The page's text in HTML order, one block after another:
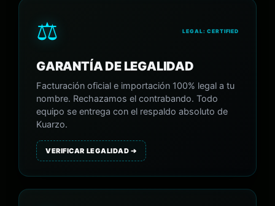
⚖️ LEGAL: CERTIFIED
GARANTÍA DE LEGALIDAD
Facturación oficial e importación 100% legal a tu
nombre. Rechazamos el contrabando. Todo
equipo se entrega con el respaldo absoluto de
Kuarzo.
VERIFICAR LEGALIDAD ➔